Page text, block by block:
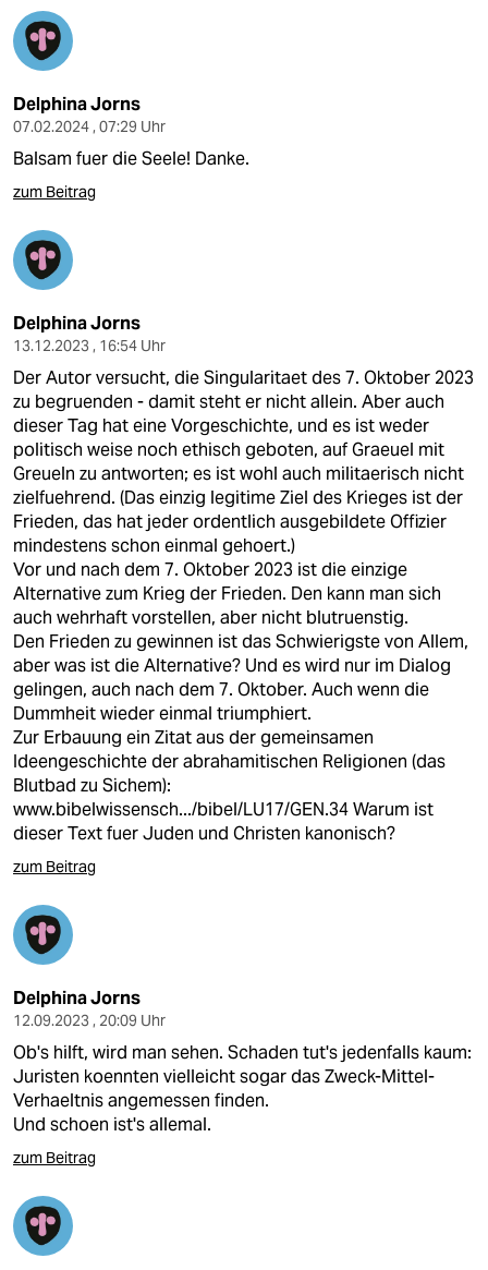
Delphina Jorns
07.02.2024 , 07:29 Uhr
Balsam fuer die Seele! Danke.
zum Beitrag
Delphina Jorns
13.12.2023 , 16:54 Uhr
Der Autor versucht, die Singularitaet des 7. Oktober 2023
zu begruenden - damit steht er nicht allein. Aber auch
dieser Tag hat eine Vorgeschichte, und es ist weder
politisch weise noch ethisch geboten, auf Graeuel mit
Greueln zu antworten; es ist wohl auch militaerisch nicht
zielfuehrend. (Das einzig legitime Ziel des Krieges ist der
Frieden, das hat jeder ordentlich ausgebildete Offizier
mindestens schon einmal gehoert.)
Vor und nach dem 7. Oktober 2023 ist die einzige
Alternative zum Krieg der Frieden. Den kann man sich
auch wehrhaft vorstellen, aber nicht blutruenstig.
Den Frieden zu gewinnen ist das Schwierigste von Allem,
aber was ist die Alternative? Und es wird nur im Dialog
gelingen, auch nach dem 7. Oktober. Auch wenn die
Dummheit wieder einmal triumphiert.
Zur Erbauung ein Zitat aus der gemeinsamen
Ideengeschichte der abrahamitischen Religionen (das
Blutbad zu Sichem):
www.bibelwissensch.../bibel/LU17/GEN.34Warum ist
dieser Text fuer Juden und Christen kanonisch?
zum Beitrag
Delphina Jorns
12.09.2023 , 20:09 Uhr
Ob's hilft, wird man sehen. Schaden tut's jedenfalls kaum:
Juristen koennten vielleicht sogar das Zweck-Mittel-
Verhaeltnis angemessen finden.
Und schoen ist's allemal.
zum Beitrag